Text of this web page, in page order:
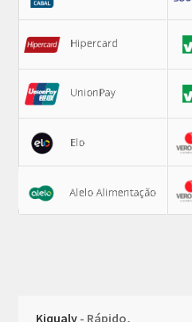
Kiqualy - Rápido,